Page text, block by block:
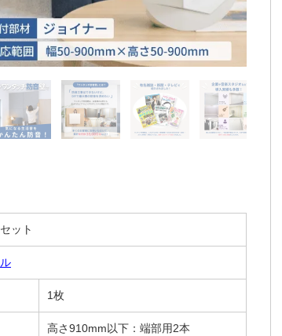
ット
1枚
高さ910mm以下：端部用2本